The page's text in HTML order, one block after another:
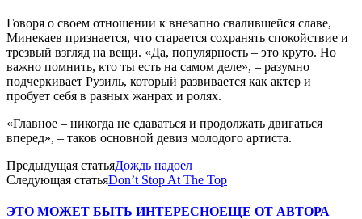
Говоря о своем отношении к внезапно свалившейся славе,
Минекаев признается, что старается сохранять спокойствие и
трезвый взгляд на вещи. «Да, популярность – это круто. Но
важно помнить, кто ты есть на самом деле», – разумно
подчеркивает Рузиль, который развивается как актер и
пробует себя в разных жанрах и ролях.
«Главное – никогда не сдаваться и продолжать двигаться
вперед», – таков основной девиз молодого артиста.
Предыдущая статьяДождь надоел
Следующая статьяDon’t Stop At The Top
ЭТО МОЖЕТ БЫТЬ ИНТЕРЕСНОЕЩЕ ОТ АВТОРА